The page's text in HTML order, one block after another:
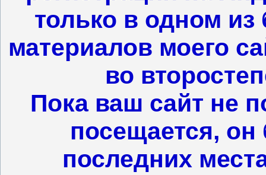
только в одном
материалов моего
во
Пока ваш сайт не
посещается, он
последних